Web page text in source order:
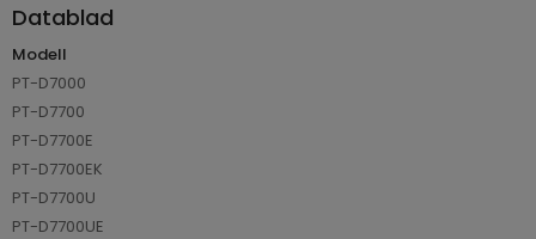
Datablad
Modell
PT-D7000
PT-D7700
PT-D7700E
PT-D7700EK
PT-D7700U
PT-D7700UE